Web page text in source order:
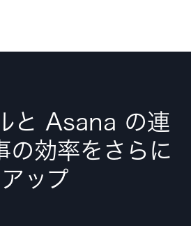
と Asana の連
の効率をさらに
アップ